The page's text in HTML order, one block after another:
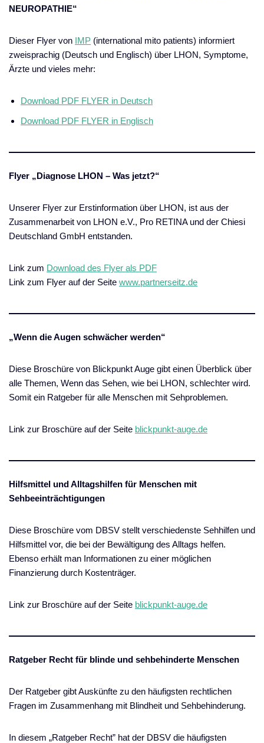
NEUROPATHIE“
Dieser Flyer von IMP (international mito patients) informiert
zweisprachig (Deutsch und Englisch) über LHON, Symptome,
Ärzte und vieles mehr:
Download PDF FLYER in Deutsch
Download PDF FLYER in Englisch
Flyer „Diagnose LHON – Was jetzt?“
Unserer Flyer zur Erstinformation über LHON, ist aus der
Zusammenarbeit von LHON e.V., Pro RETINA und der Chiesi
Deutschland GmbH entstanden.
Link zum Download des Flyer als PDF
Link zum Flyer auf der Seite www.partnerseitz.de
„Wenn die Augen schwächer werden“
Diese Broschüre von Blickpunkt Auge gibt einen Überblick über
alle Themen, Wenn das Sehen, wie bei LHON, schlechter wird.
Somit ein Ratgeber für alle Menschen mit Sehproblemen.
Link zur Broschüre auf der Seite blickpunkt-auge.de
Hilfsmittel und Alltagshilfen für Menschen mit
Sehbeeinträchtigungen
Diese Broschüre vom DBSV stellt verschiedenste Sehhilfen und
Hilfsmittel vor, die bei der Bewältigung des Alltags helfen.
Ebenso erhält man Informationen zu einer möglichen
Finanzierung durch Kostenträger.
Link zur Broschüre auf der Seite blickpunkt-auge.de
Ratgeber Recht für blinde und sehbehinderte Menschen
Der Ratgeber gibt Auskünfte zu den häufigsten rechtlichen
Fragen im Zusammenhang mit Blindheit und Sehbehinderung.
In diesem „Ratgeber Recht” hat der DBSV die häufigsten